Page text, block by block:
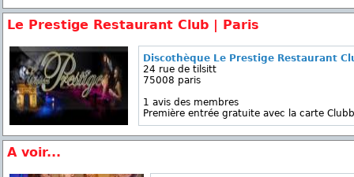
Le Prestige Restaurant Club | Paris
Discothèque Le Prestige Restaurant
24 rue de tilsitt
75008 paris
1 avis des membres
Première entrée gratuite avec la carte
A voir...